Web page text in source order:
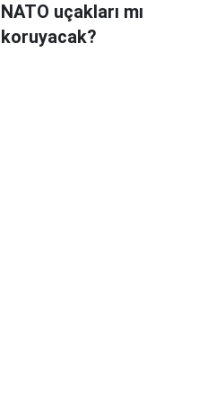
NATO uçakları mı
koruyacak?